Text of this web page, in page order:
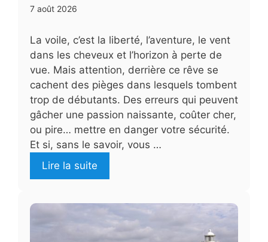
7 août 2026
La voile, c’est la liberté, l’aventure, le vent
dans les cheveux et l’horizon à perte de
vue. Mais attention, derrière ce rêve se
cachent des pièges dans lesquels tombent
trop de débutants. Des erreurs qui peuvent
gâcher une passion naissante, coûter cher,
ou pire… mettre en danger votre sécurité.
Et si, sans le savoir, vous …
Lire la suite